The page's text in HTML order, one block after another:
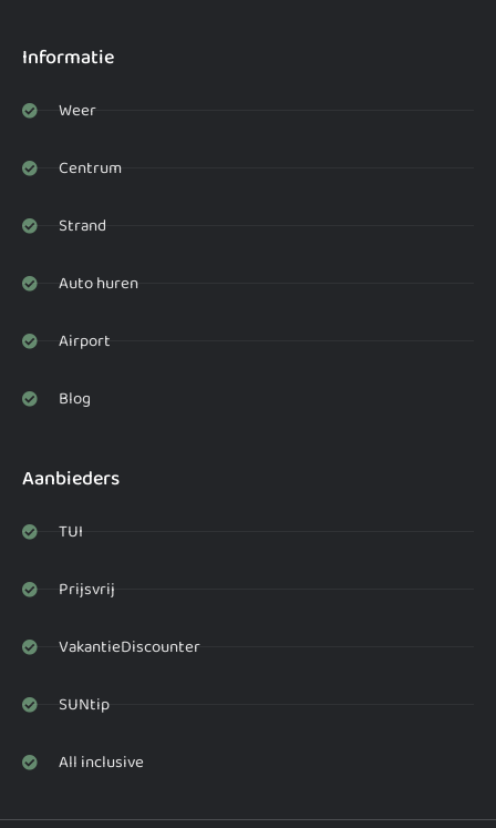
Informatie
Weer
Centrum
Strand
Auto huren
Airport
Blog
Aanbieders
TUI
Prijsvrij
VakantieDiscounter
SUNtip
All inclusive